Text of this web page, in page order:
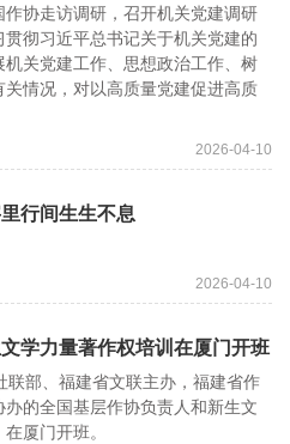
协走访调研，召开机关党建调研
彻习近平总书记关于机关党建的
关党建工作、思想政治工作、树
情况，对以高质量党建促进高质
2026-04-10
行间生生不息
2026-04-10
学力量著作权培训在厦门开班
部、福建省文联主办，福建省作
的全国基层作协负责人和新生文
厦门开班。